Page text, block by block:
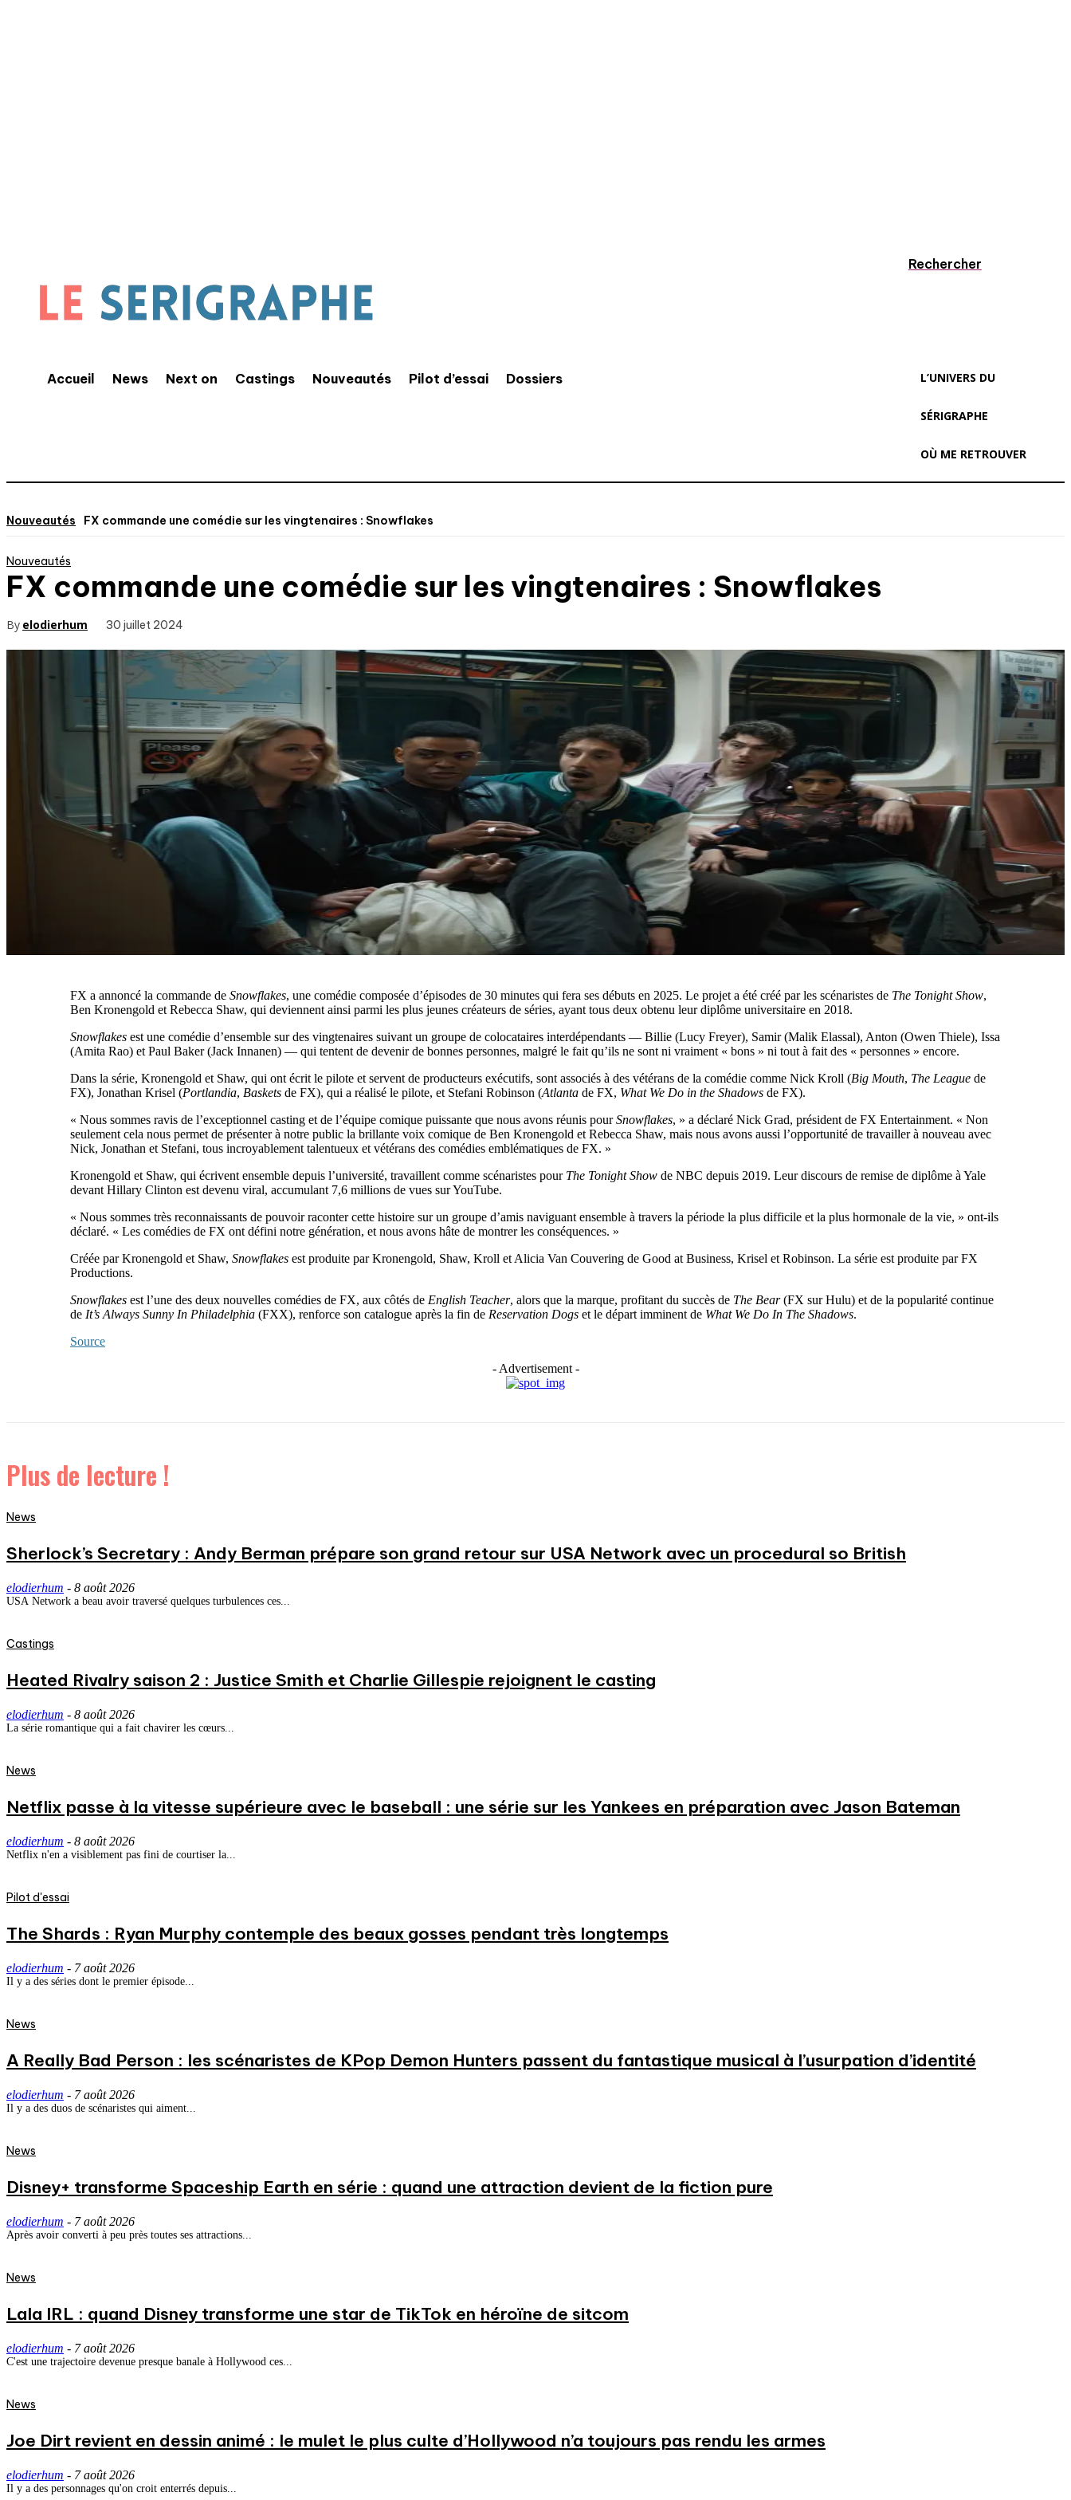
Accueil News Next on Castings Nouveautés Pilot d’essai Dossiers
Rechercher
L’UNIVERS DU
SÉRIGRAPHE
OÙ ME RETROUVER
Nouveautés FX commande une comédie sur les vingtenaires : Snowflakes
Nouveautés
FX commande une comédie sur les vingtenaires : Snowflakes
By elodierhum 30 juillet 2024
FX a annoncé la commande de Snowflakes, une comédie composée d’épisodes de 30 minutes qui fera ses débuts en 2025. Le projet a été créé par les scénaristes de The Tonight Show,
Ben Kronengold et Rebecca Shaw, qui deviennent ainsi parmi les plus jeunes créateurs de séries, ayant tous deux obtenu leur diplôme universitaire en 2018.
Snowflakes est une comédie d’ensemble sur des vingtenaires suivant un groupe de colocataires interdépendants — Billie (Lucy Freyer), Samir (Malik Elassal), Anton (Owen Thiele), Issa
(Amita Rao) et Paul Baker (Jack Innanen) — qui tentent de devenir de bonnes personnes, malgré le fait qu’ils ne sont ni vraiment « bons » ni tout à fait des « personnes » encore.
Dans la série, Kronengold et Shaw, qui ont écrit le pilote et servent de producteurs exécutifs, sont associés à des vétérans de la comédie comme Nick Kroll (Big Mouth, The League de
FX), Jonathan Krisel (Portlandia, Baskets de FX), qui a réalisé le pilote, et Stefani Robinson (Atlanta de FX, What We Do in the Shadows de FX).
« Nous sommes ravis de l’exceptionnel casting et de l’équipe comique puissante que nous avons réunis pourSnowflakes, » a déclaré Nick Grad, président de FX Entertainment. « Non
seulement cela nous permet de présenter à notre public la brillante voix comique de Ben Kronengold et Rebecca Shaw, mais nous avons aussi l’opportunité de travailler à nouveau avec
Nick, Jonathan et Stefani, tous incroyablement talentueux et vétérans des comédies emblématiques de FX. »
Kronengold et Shaw, qui écrivent ensemble depuis l’université, travaillent comme scénaristes pour The Tonight Show de NBC depuis 2019. Leur discours de remise de diplôme à Yale
devant Hillary Clinton est devenu viral, accumulant 7,6 millions de vues sur YouTube.
« Nous sommes très reconnaissants de pouvoir raconter cette histoire sur un groupe d’amis naviguant ensemble à travers la période la plus difficile et la plus hormonale de la vie, » ont-ils
déclaré. « Les comédies de FX ont défini notre génération, et nous avons hâte de montrer les conséquences. »
Créée par Kronengold et Shaw, Snowflakes est produite par Kronengold, Shaw, Kroll et Alicia Van Couvering de Good at Business, Krisel et Robinson. La série est produite par FX
Productions.
Snowflakes est l’une des deux nouvelles comédies de FX, aux côtés de English Teacher, alors que la marque, profitant du succès de The Bear(FX sur Hulu) et de la popularité continue
de It’s Always Sunny In Philadelphia (FXX), renforce son catalogue après la fin de Reservation Dogs et le départ imminent de What We Do In The Shadows.
Source
- Advertisement -
Plus de lecture !
News
Sherlock’s Secretary : Andy Berman prépare son grand retour sur USA Network avec un procedural so British
elodierhum - 8 août 2026
USA Network a beau avoir traversé quelques turbulences ces...
Castings
Heated Rivalry saison 2 : Justice Smith et Charlie Gillespie rejoignent le casting
elodierhum - 8 août 2026
La série romantique qui a fait chavirer les cœurs...
News
Netflix passe à la vitesse supérieure avec le baseball : une série sur les Yankees en préparation avec Jason Bateman
elodierhum - 8 août 2026
Netflix n'en a visiblement pas fini de courtiser la...
Pilot d'essai
The Shards : Ryan Murphy contemple des beaux gosses pendant très longtemps
elodierhum - 7 août 2026
Il y a des séries dont le premier épisode...
News
A Really Bad Person : les scénaristes de KPop Demon Hunters passent du fantastique musical à l’usurpation d’identité
elodierhum - 7 août 2026
Il y a des duos de scénaristes qui aiment...
News
Disney+ transforme Spaceship Earth en série : quand une attraction devient de la fiction pure
elodierhum - 7 août 2026
Après avoir converti à peu près toutes ses attractions...
News
Lala IRL : quand Disney transforme une star de TikTok en héroïne de sitcom
elodierhum - 7 août 2026
C'est une trajectoire devenue presque banale à Hollywood ces...
News
Joe Dirt revient en dessin animé : le mulet le plus culte d’Hollywood n’a toujours pas rendu les armes
elodierhum - 7 août 2026
Il y a des personnages qu'on croit enterrés depuis...